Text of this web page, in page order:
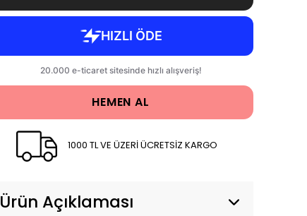
HEMEN AL
1000 TL VE ÜZERİ ÜCRETSİZ KARGO
Ürün Açıklaması